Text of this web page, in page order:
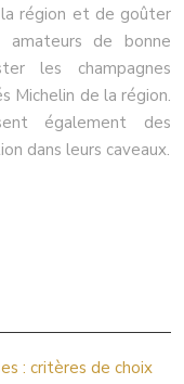
la région et de goûter
amateurs de bonne
les champagnes
Michelin de la région.
également des
dans leurs caveaux.
: critères de choix